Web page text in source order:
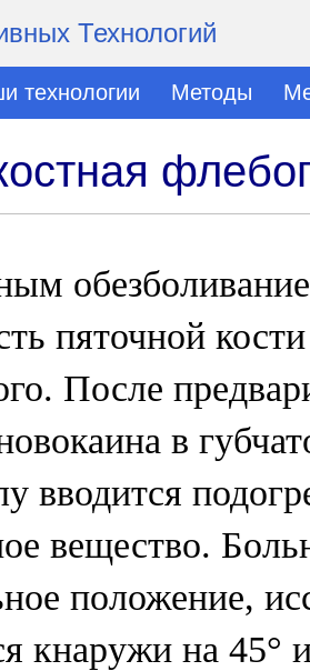
Технологий
технологии Методы
пяточной
После
в
вводится
вещество.
положение,
кнаружи на 45°